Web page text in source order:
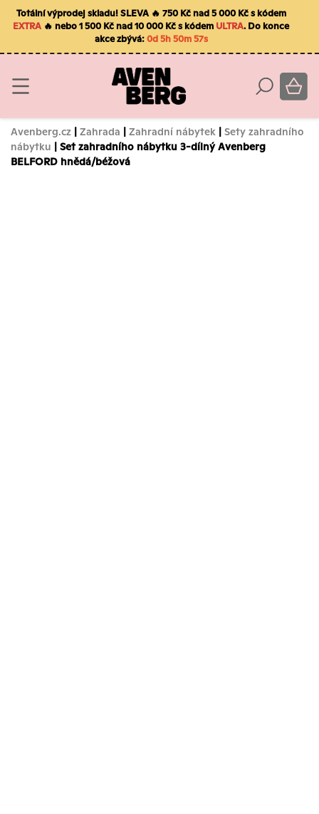
Totální výprodej skladu! SLEVA 🔥 750 Kč nad 5 000 Kč s kódem
EXTRA 🔥 nebo 1 500 Kč nad 10 000 Kč s kódem ULTRA. Do konce
akce zbývá:0d 5h 50m 56s
Avenberg.cz | Zahrada | Zahradní nábytek | Sety zahradního
nábytku | Set zahradního nábytku 3-dílný Avenberg
BELFORD hnědá/béžová